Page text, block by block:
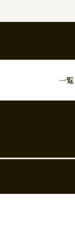
一